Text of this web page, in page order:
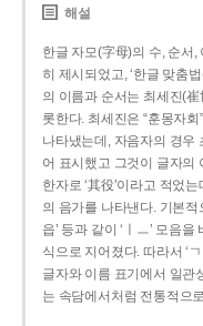
해설
한글 자모(字母)의 수, 순서,
히 제시되었고, ‘한글 맞춤
의 이름과 순서는 최세진(崔
롯한다. 최세진은 “훈몽자
나타냈는데, 자음자의 경우
어 표시했고 그것이 글자의
한자로 ‘其役’이라고 적었는
의 음가를 나타낸다. 기본적
읍’ 등과 같이 ‘ㅣㅡ’ 모음
식으로 지어졌다. 따라서 ‘
글자와 이름 표기에서 일관
는 속담에서처럼 전통적으